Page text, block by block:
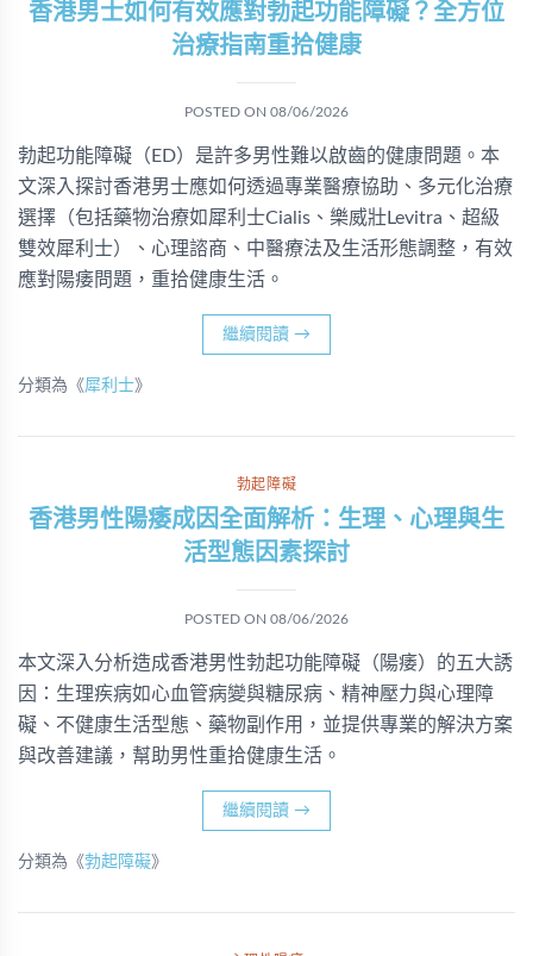
香港男士如何有效應對勃起功能障礙？全方位
治療指南重拾健康
POSTED ON 08/06/2026
勃起功能障礙（ED）是許多男性難以啟齒的健康問題。本
文深入探討香港男士應如何透過專業醫療協助、多元化治療
選擇（包括藥物治療如犀利士Cialis、樂威壯Levitra、超級
雙效犀利士）、心理諮商、中醫療法及生活形態調整，有效
應對陽痿問題，重拾健康生活。
繼續閱讀 →
分類為《犀利士》
勃起障礙
香港男性陽痿成因全面解析：生理、心理與生
活型態因素探討
POSTED ON 08/06/2026
本文深入分析造成香港男性勃起功能障礙（陽痿）的五大誘
因：生理疾病如心血管病變與糖尿病、精神壓力與心理障
礙、不健康生活型態、藥物副作用，並提供專業的解決方案
與改善建議，幫助男性重拾健康生活。
繼續閱讀 →
分類為《勃起障礙》